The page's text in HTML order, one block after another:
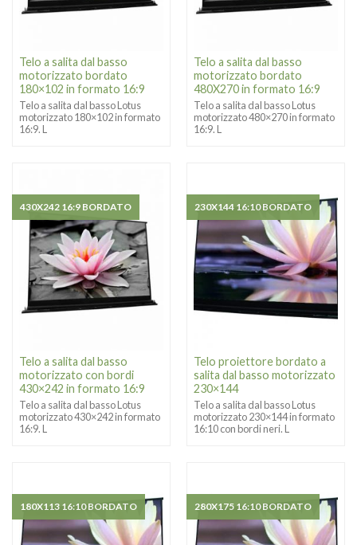
Telo a salita dal basso
motorizzato bordato
180×102 in formato 16:9
Telo a salita dal basso Lotus
motorizzato 180×102 in formato
16:9. L
Telo a salita dal basso
motorizzato bordato
480X270 in formato 16:9
Telo a salita dal basso Lotus
motorizzato 480×270 in formato
16:9. L
Telo a salita dal basso
motorizzato con bordi
430×242 in formato 16:9
Telo a salita dal basso Lotus
motorizzato 430×242 in formato
16:9. L
430X242 16:9 BORDATO
Telo proiettore bordato a
salita dal basso motorizzato
230×144
Telo a salita dal basso Lotus
motorizzato 230×144 in formato
16:10 con bordi neri. L
230X144 16:10 BORDATO
180X113 16:10 BORDATO 280X175 16:10 BORDATO